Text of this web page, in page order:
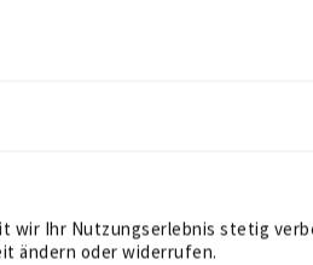
wir Ihr Nutzungserlebnis stetig
ändern oder widerrufen.
Spanien / Wien, Österreich